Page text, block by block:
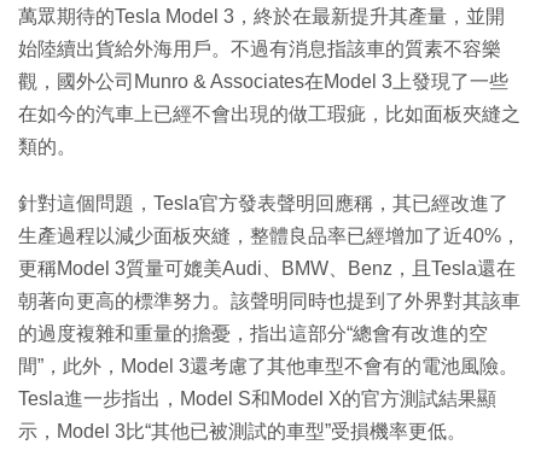
萬眾期待的Tesla Model 3，終於在最新提升其產量，並開
始陸續出貨給外海用戶。不過有消息指該車的質素不容樂
觀，國外公司Munro & Associates在Model 3上發現了一些
在如今的汽車上已經不會出現的做工瑕疵，比如面板夾縫之
類的。
針對這個問題，Tesla官方發表聲明回應稱，其已經改進了
生產過程以減少面板夾縫，整體良品率已經增加了近40%，
更稱Model 3質量可媲美Audi、BMW、Benz，且Tesla還在
朝著向更高的標準努力。該聲明同時也提到了外界對其該車
的過度複雜和重量的擔憂，指出這部分“總會有改進的空
間”，此外，Model 3還考慮了其他車型不會有的電池風險。
Tesla進一步指出，Model S和Model X的官方測試結果顯
示，Model 3比“其他已被測試的車型”受損機率更低。